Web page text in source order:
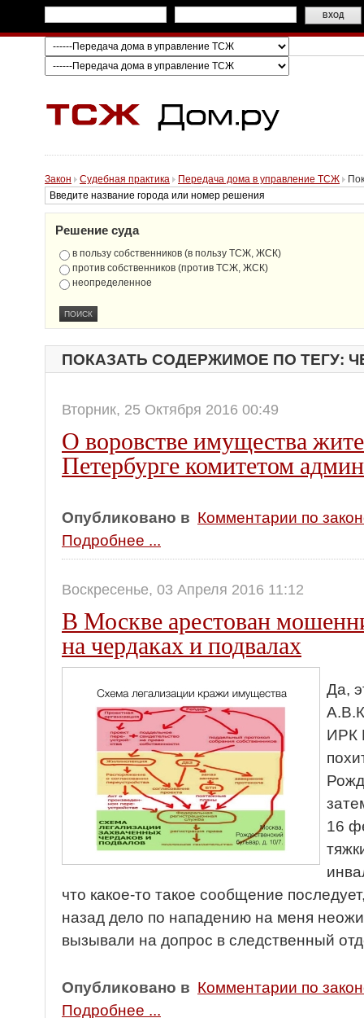
Закон Судебная практика Передача дома в управление ТСЖ
Решение суда
в пользу собственников (в пользу ТСЖ, ЖСК)
против собственников (против ТСЖ, ЖСК)
неопределенное
ПОКАЗАТЬ СОДЕРЖИМОЕ ПО ТЕГУ:
Вторник, 25 Октября 2016 00:49
О воровстве имущества
Петербурге комитетом
Опубликовано в Комментарии по
Подробнее ...
Воскресенье, 03 Апреля 2016 11:12
В Москве арестован
на чердаках и подвалах
Да,
ИРК
16
что какое-то такое сообщение
назад дело по нападению на меня
вызывали на допрос в следственный
Опубликовано в Комментарии по
Подробнее ...